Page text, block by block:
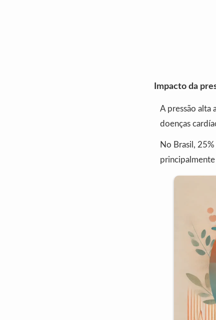
Impacto da
A pressão alta
doenças
No Brasil,